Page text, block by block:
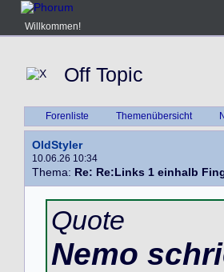
Willkommen!
Off Topic
Forenliste Themenübersicht
OldStyler
10.06.26 10:34
Thema: Re: Re:Links 1 einhalb
Quote
Nemo